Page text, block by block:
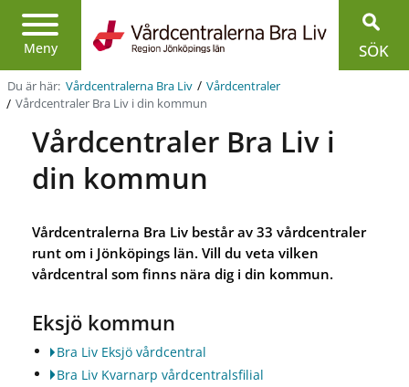
Meny
Region
Jönköpings
län
SÖK
Du är här: Vårdcentralerna Bra Liv / Vårdcentraler
/ Vårdcentraler Bra Liv i din kommun
Vårdcentraler Bra Liv i
din kommun
Vårdcentralerna Bra Liv består av 33 vårdcentraler
runt om i Jönköpings län. Vill du veta vilken
vårdcentral som finns nära dig i din kommun.
Eksjö kommun
Bra Liv Eksjö vårdcentral
Bra Liv Kvarnarp vårdcentralsfilial